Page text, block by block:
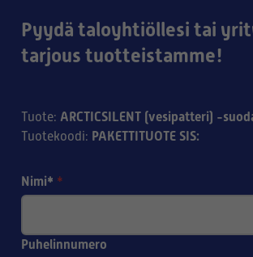
Pyydä taloyhtiöllesi tai
tarjous tuotteistamme!
Tuote: ARCTICSILENT (vesipatteri) -
Tuotekoodi: PAKETTITUOTE SIS:
Nimi* *
Puhelinnumero